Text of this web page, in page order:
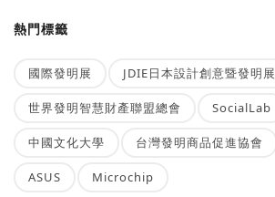
熱門標籤
國際發明展 JDIE日本設計創意暨發明展
世界發明智慧財產聯盟總會 SocialLab
中國文化大學 台灣發明商品促進協會
ASUS Microchip